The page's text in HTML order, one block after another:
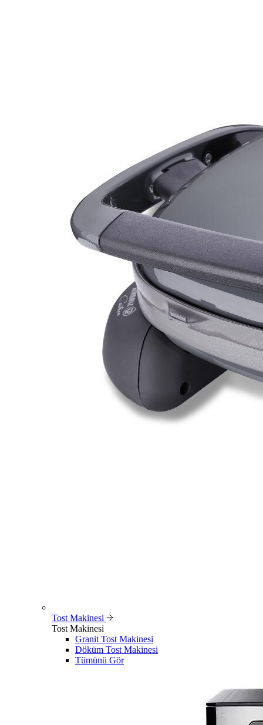
Tost Makinesi
Tost Makinesi
Granit Tost Makinesi
Döküm Tost Makinesi
Tümünü Gör